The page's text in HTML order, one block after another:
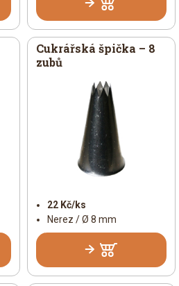
Cukrářská špička – 8
zubů
22 Kč/ks
Nerez / Ø 8 mm